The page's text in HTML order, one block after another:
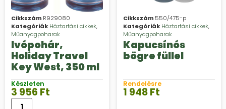
Cikkszám R929080
Kategóriák Háztartási cikkek,
Műanyagpoharak
Ivópohár,
Holiday Travel
Key West, 350 ml
Készleten
3 956 Ft
Cikkszám 550/475-p
Kategóriák Háztartási cikkek,
Műanyagpoharak
Kapucsínós
bögre füllel
Rendelésre
1 948Ft